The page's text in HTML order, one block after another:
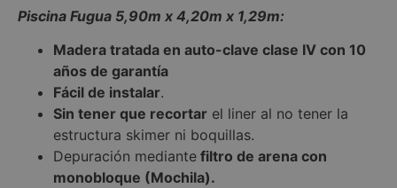
Piscina Fugua 5,90m x 4,20m x 1,29m:
Madera tratada en auto-clave clase IV con 10
años de garantía
Fácil de instalar.
Sin tener que recortar el liner al no tener la
estructura skimer ni boquillas.
Depuración mediante filtro de arena con
monobloque (Mochila).